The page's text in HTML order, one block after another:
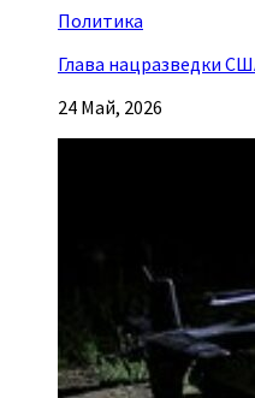
Политика
Глава нацразведки
24 Май, 2026